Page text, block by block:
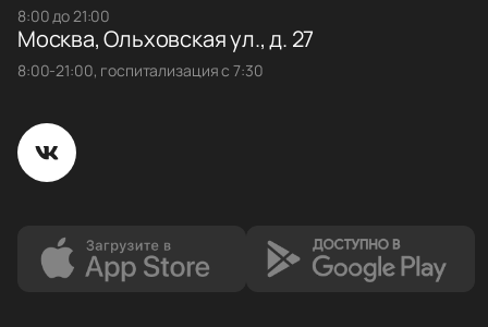
8:00 до 21:00
Москва, Ольховская ул., д. 27
8:00-21:00, госпитализация с 7:30